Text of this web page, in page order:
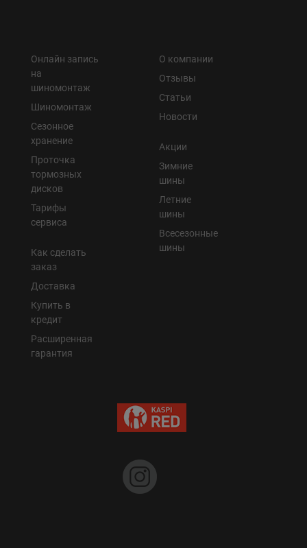
Онлайн запись
на
шиномонтаж
Шиномонтаж
Сезонное
хранение
Проточка
тормозных
дисков
Тарифы
сервиса
Как сделать
заказ
Доставка
Купить в
кредит
Расширенная
гарантия
О компании
Отзывы
Статьи
Новости
Акции
Зимние
шины
Летние
шины
Всесезонные
шины